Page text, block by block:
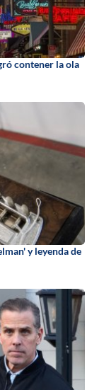
contener la ola
y leyenda de